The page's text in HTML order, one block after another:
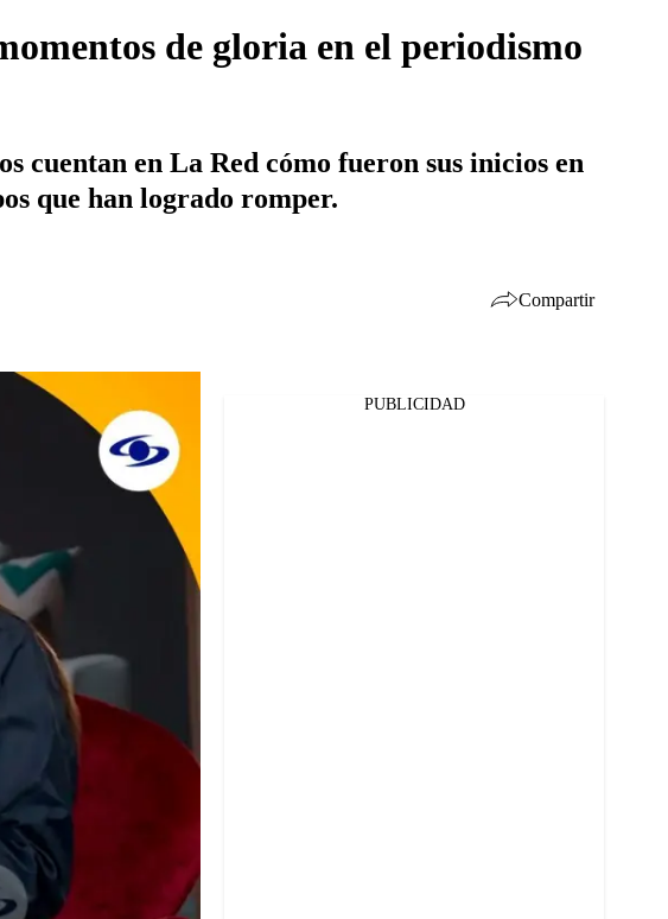
de gloria en el periodismo
cuentan en La Red cómo fueron sus inicios en
que han logrado romper.
Compartir
PUBLICIDAD